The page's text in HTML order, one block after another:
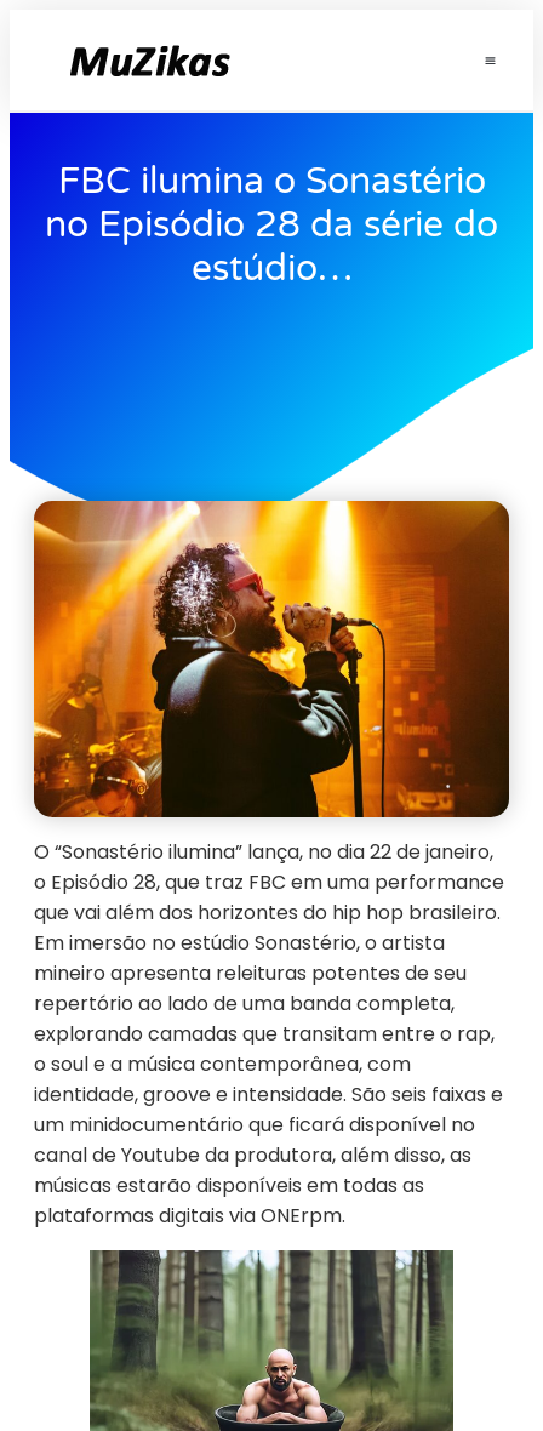
FBC ilumina o Sonastério
no Episódio 28 da série do
estúdio…
O “Sonastério ilumina” lança, no dia22 de janeiro,
o Episódio 28, que traz FBC em uma performance
que vai além dos horizontes do hip hop brasileiro.
Em imersão no estúdio Sonastério, o artista
mineiro apresenta releituras potentes de seu
repertório ao lado de uma banda completa,
explorando camadas que transitam entre o rap,
o soul e a música contemporânea, com
identidade, groove e intensidade. São seis faixas e
um minidocumentário que ficará disponível no
canal de Youtube da produtora, além disso, as
músicas estarão disponíveis em todas as
plataformas digitais viaONErpm.